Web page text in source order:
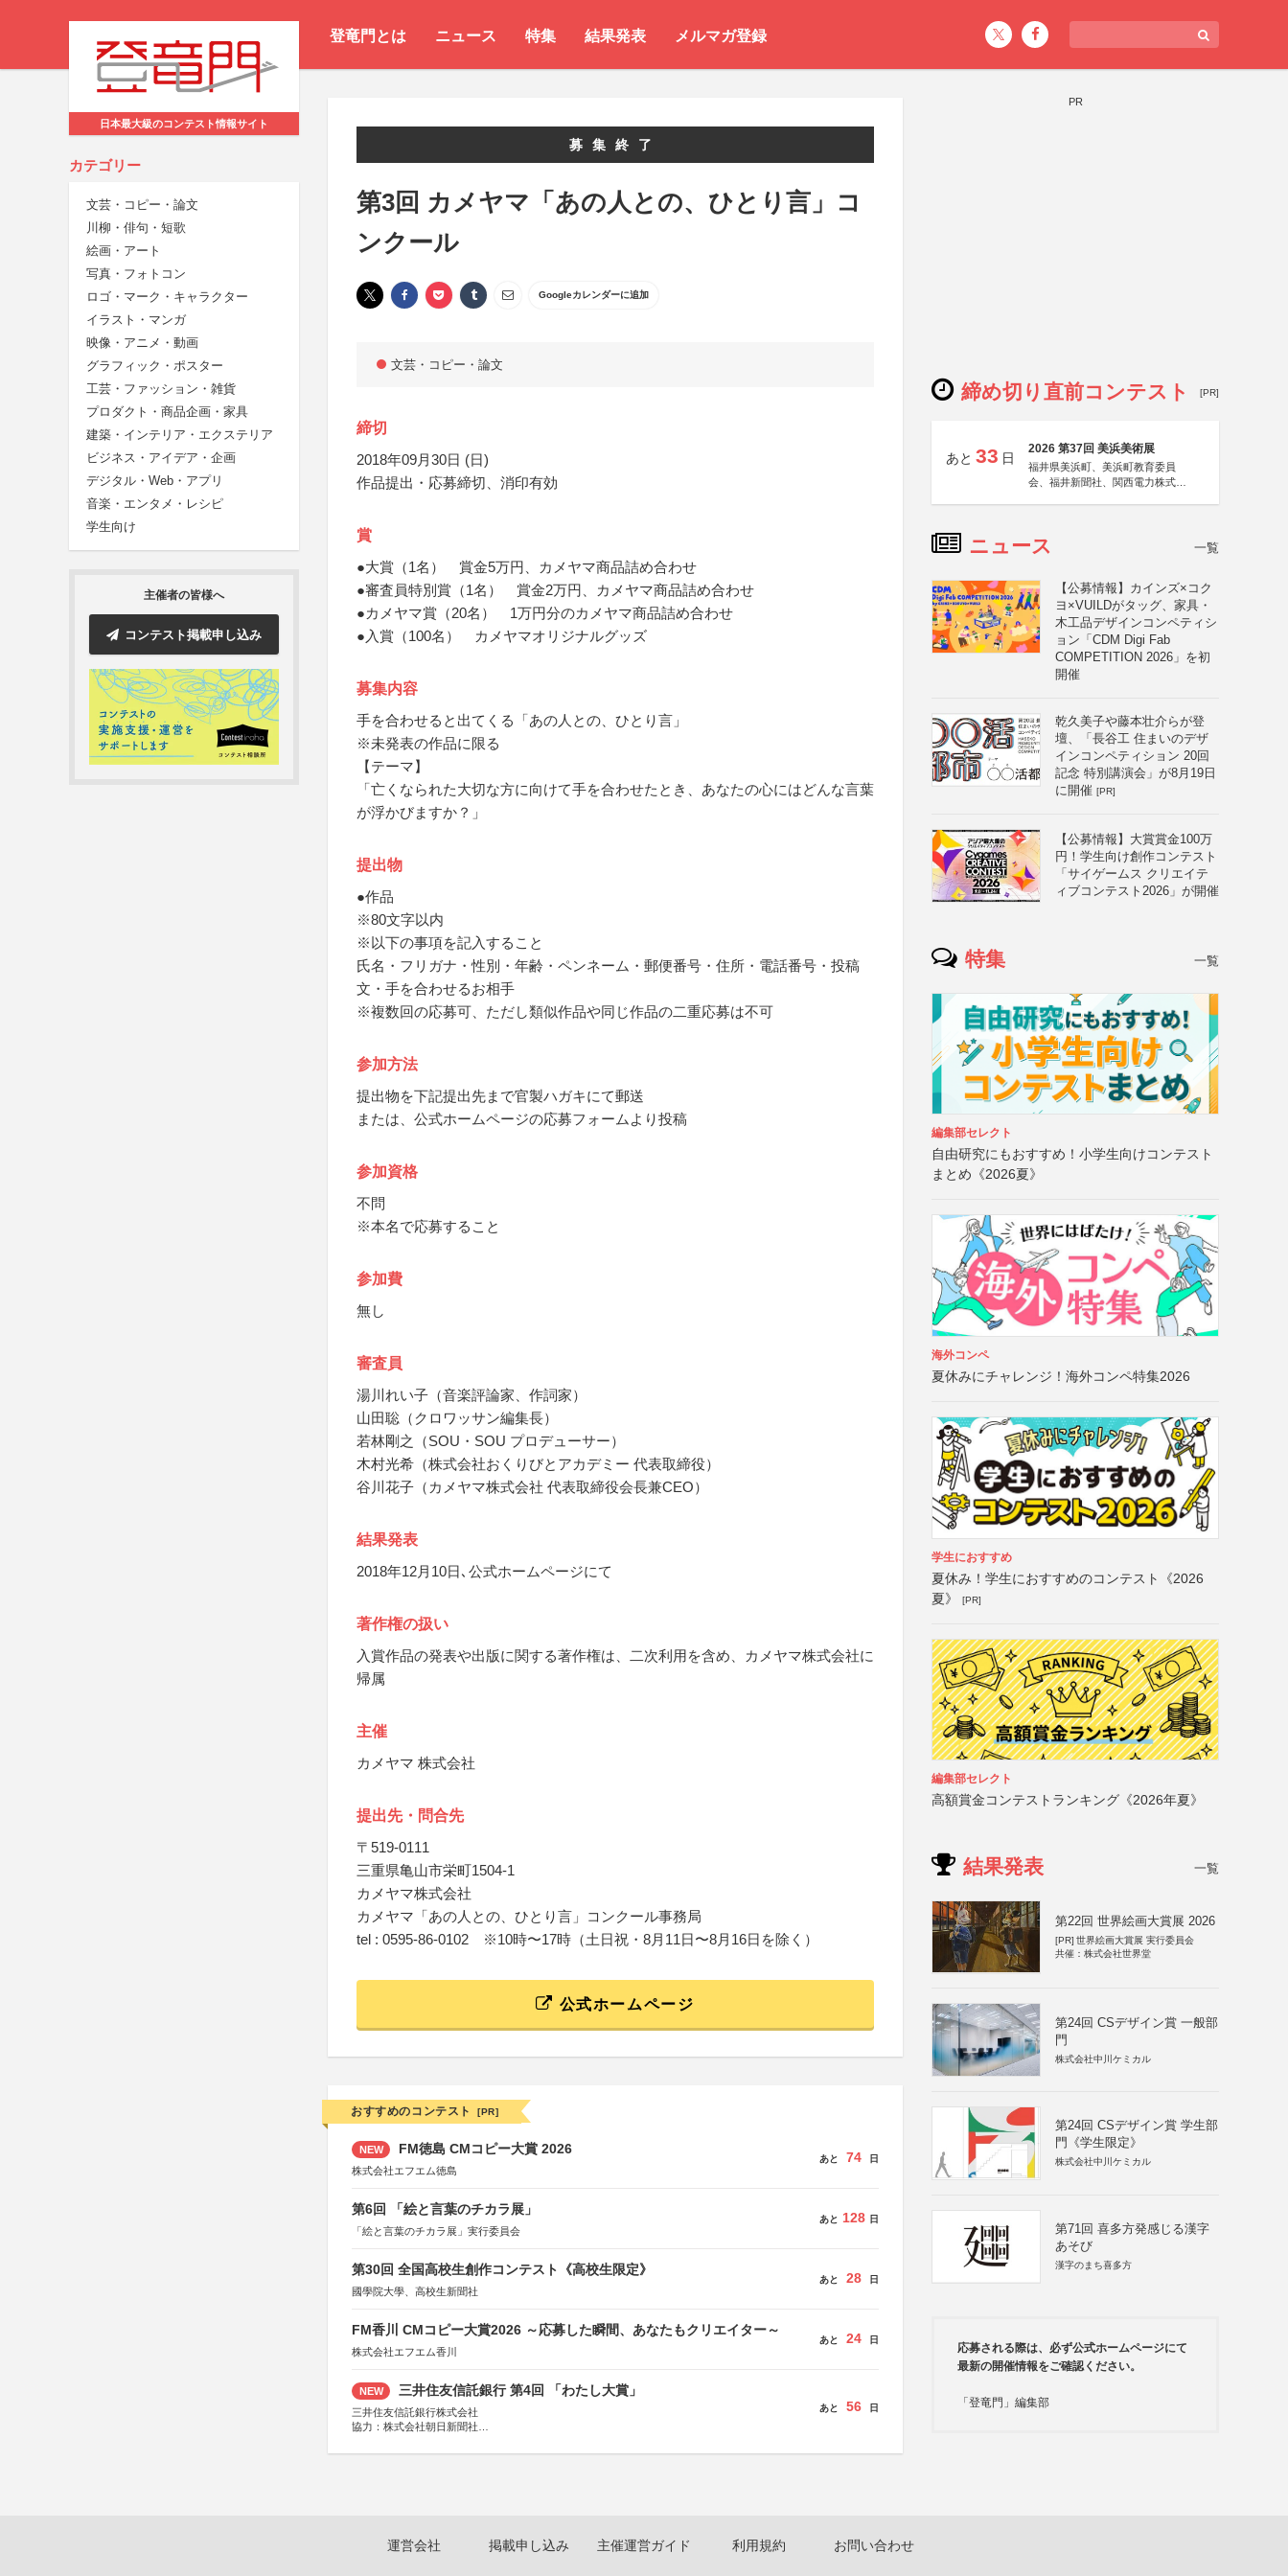
登竜門とは ニュース 特集 結果発表 メルマガ登録
日本最大級のコンテスト情報サイト
カテゴリー
文芸・コピー・論文
川柳・俳句・短歌
絵画・アート
写真・フォトコン
ロゴ・マーク・キャラクター
イラスト・マンガ
映像・アニメ・動画
グラフィック・ポスター
工芸・ファッション・雑貨
プロダクト・商品企画・家具
建築・インテリア・エクステリア
ビジネス・アイデア・企画
デジタル・Web・アプリ
音楽・エンタメ・レシピ
学生向け
主催者の皆様へ
コンテスト掲載申し込み
募集終了
第3回 カメヤマ「あの人との、ひとり言」コ
ンクール
Googleカレンダーに追加
文芸・コピー・論文
締切
2018年09月30日 (日)
作品提出・応募締切、消印有効
賞
●大賞（1名） 賞金5万円、カメヤマ商品詰め合わせ
●審査員特別賞（1名） 賞金2万円、カメヤマ商品詰め合わせ
●カメヤマ賞（20名） 1万円分のカメヤマ商品詰め合わせ
●入賞（100名） カメヤマオリジナルグッズ
募集内容
手を合わせると出てくる「あの人との、ひとり言」
※未発表の作品に限る
【テーマ】
「亡くなられた大切な方に向けて手を合わせたとき、あなたの心にはどんな言葉
が浮かびますか？」
提出物
●作品
※80文字以内
※以下の事項を記入すること
氏名・フリガナ・性別・年齢・ペンネーム・郵便番号・住所・電話番号・投稿
文・手を合わせるお相手
※複数回の応募可、ただし類似作品や同じ作品の二重応募は不可
参加方法
提出物を下記提出先まで官製ハガキにて郵送
または、公式ホームページの応募フォームより投稿
参加資格
不問
※本名で応募すること
参加費
無し
審査員
湯川れい子（音楽評論家、作詞家）
山田聡（クロワッサン編集長）
若林剛之（SOU・SOU プロデューサー）
木村光希（株式会社おくりびとアカデミー 代表取締役）
谷川花子（カメヤマ株式会社 代表取締役会長兼CEO）
結果発表
2018年12月10日､公式ホームページにて
著作権の扱い
入賞作品の発表や出版に関する著作権は、二次利用を含め、カメヤマ株式会社に
帰属
主催
カメヤマ 株式会社
提出先・問合先
〒519-0111
三重県亀山市栄町1504-1
カメヤマ株式会社
カメヤマ「あの人との、ひとり言」コンクール事務局
tel : 0595-86-0102 ※10時〜17時（土日祝・8月11日〜8月16日を除く）
公式ホームページ
おすすめのコンテスト [PR]
NEW FM徳島 CMコピー大賞 2026
株式会社エフエム徳島
あと 74 日
第6回 「絵と言葉のチカラ展」
「絵と言葉のチカラ展」実行委員会
あと 128 日
第30回 全国高校生創作コンテスト《高校生限定》
國學院大學、高校生新聞社
あと 28 日
FM香川 CMコピー大賞2026 ～応募した瞬間、あなたもクリエイター～
株式会社エフエム香川
あと 24 日
NEW 三井住友信託銀行 第4回 「わたし大賞」
三井住友信託銀行株式会社
協力：株式会社朝日新聞社
あと 56 日
PR
締め切り直前コンテスト [PR]
あと 33 日
2026 第37回 美浜美術展
福井県美浜町、美浜町教育委員
会、福井新聞社、関西電力株式会
ニュース 一覧
【公募情報】カインズ×コク
ヨ×VUILDがタッグ、家具・
木工品デザインコンペティシ
ョン「CDM Digi Fab
COMPETITION 2026」を初
開催
乾久美子や藤本壮介らが登
壇、「長谷工 住まいのデザ
インコンペティション 20回
記念 特別講演会」が8月19日
に開催 [PR]
【公募情報】大賞賞金100万
円！学生向け創作コンテスト
「サイゲームス クリエイテ
ィブコンテスト2026」が開催
特集 一覧
編集部セレクト
自由研究にもおすすめ！小学生向けコンテスト
まとめ《2026夏》
海外コンペ
夏休みにチャレンジ！海外コンペ特集2026
学生におすすめ
夏休み！学生におすすめのコンテスト《2026
夏》
[PR]
編集部セレクト
高額賞金コンテストランキング《2026年夏》
結果発表 一覧
第22回 世界絵画大賞展 2026
[PR] 世界絵画大賞展 実行委員会
共催：株式会社世界堂
第24回 CSデザイン賞 一般部
門
株式会社中川ケミカル
第24回 CSデザイン賞 学生部
門《学生限定》
株式会社中川ケミカル
第71回 喜多方発感じる漢字
あそび
漢字のまち喜多方
応募される際は、必ず公式ホームページにて
最新の開催情報をご確認ください。
「登竜門」編集部
運営会社 掲載申し込み 主催運営ガイド 利用規約 お問い合わせ